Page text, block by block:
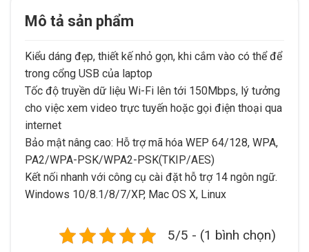
Mô tả sản phẩm
Kiểu dáng đẹp, thiết kế nhỏ gọn, khi cắm vào có thể để
trong cổng USB của laptop
Tốc độ truyền dữ liệu Wi-Fi lên tới 150Mbps, lý tưởng
cho việc xem video trực tuyến hoặc gọi điện thoại qua
internet
Bảo mật nâng cao: Hỗ trợ mã hóa WEP 64/128, WPA,
PA2/WPA-PSK/WPA2-PSK(TKIP/AES)
Kết nối nhanh với công cụ cài đặt hỗ trợ 14 ngôn ngữ.
Windows 10/8.1/8/7/XP, Mac OS X, Linux
5/5 - (1 bình chọn)